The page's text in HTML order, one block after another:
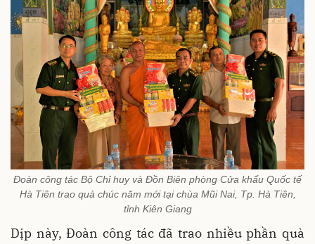
Đoàn công tác Bộ Chỉ huy và Đồn Biên phòng Cửa khẩu Quốc tế
Hà Tiên trao quà chúc năm mới tại chùa Mũi Nai, Tp. Hà Tiên,
tỉnh Kiên Giang
Dịp này, Đoàn công tác đã trao nhiều phần quà